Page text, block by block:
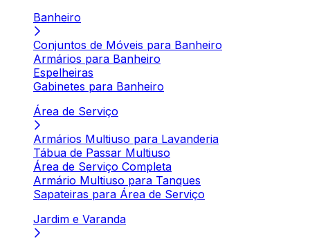
Banheiro
Conjuntos de Móveis para Banheiro
Armários para Banheiro
Espelheiras
Gabinetes para Banheiro
Área de Serviço
Armários Multiuso para Lavanderia
Tábua de Passar Multiuso
Área de Serviço Completa
Armário Multiuso para Tanques
Sapateiras para Área de Serviço
Jardim e Varanda